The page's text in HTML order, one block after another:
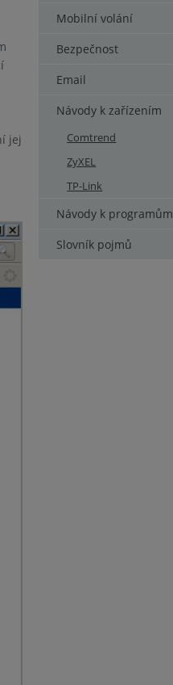
jej
Mobilní volání
Bezpečnost
Email
Návody k zařízením
Comtrend
ZyXEL
TP-Link
Návody k programům
Slovník pojmů